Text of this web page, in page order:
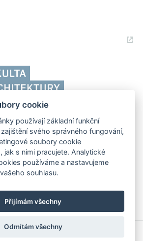
Brně,
Fakulta
architektury
VUT V BRNĚ
www.fa.vutbr.cz
info@fa.vutbr.cz
cookie
používají základní funkční
svého správného fungování,
soubory cookie
jak s nimi pracujete. Analytické
používáme a nastavujeme
souhlasu.
Přijímám všechny
Odmítám všechny